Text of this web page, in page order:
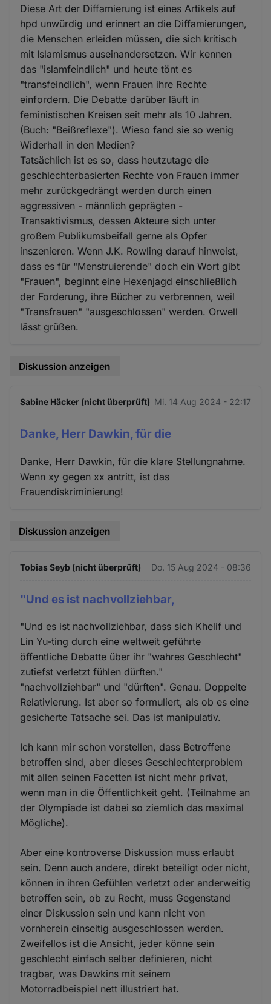
Diese Art der Diffamierung ist eines Artikels auf
hpd unwürdig und erinnert an die Diffamierungen,
die Menschen erleiden müssen, die sich kritisch
mit Islamismus auseinandersetzen. Wir kennen
das "islamfeindlich" und heute tönt es
"transfeindlich", wenn Frauen ihre Rechte
einfordern. Die Debatte darüber läuft in
feministischen Kreisen seit mehr als 10 Jahren.
(Buch: "Beißreflexe"). Wieso fand sie so wenig
Widerhall in den Medien?
Tatsächlich ist es so, dass heutzutage die
geschlechterbasierten Rechte von Frauen immer
mehr zurückgedrängt werden durch einen
aggressiven - männlich geprägten -
Transaktivismus, dessen Akteure sich unter
großem Publikumsbeifall gerne als Opfer
inszenieren. Wenn J.K. Rowling darauf hinweist,
dass es für "Menstruierende" doch ein Wort gibt
"Frauen", beginnt eine Hexenjagd einschließlich
der Forderung, ihre Bücher zu verbrennen, weil
"Transfrauen" "ausgeschlossen" werden. Orwell
lässt grüßen.
Diskussion anzeigen
Sabine Häcker (nicht überprüft) Mi. 14 Aug 2024 - 22:17
Danke, Herr Dawkin, für die
Danke, Herr Dawkin, für die klare Stellungnahme.
Wenn xy gegen xx antritt, ist das
Frauendiskriminierung!
Diskussion anzeigen
Tobias Seyb (nicht überprüft) Do. 15 Aug 2024 - 08:36
"Und es ist nachvollziehbar,
"Und es ist nachvollziehbar, dass sich Khelif und
Lin Yu-ting durch eine weltweit geführte
öffentliche Debatte über ihr "wahres Geschlecht"
zutiefst verletzt fühlen dürften."
"nachvollziehbar" und "dürften". Genau. Doppelte
Relativierung. Ist aber so formuliert, als ob es eine
gesicherte Tatsache sei. Das ist manipulativ.
Ich kann mir schon vorstellen, dass Betroffene
betroffen sind, aber dieses Geschlechterproblem
mit allen seinen Facetten ist nicht mehr privat,
wenn man in die Öffentlichkeit geht. (Teilnahme an
der Olympiade ist dabei so ziemlich das maximal
Mögliche).
Aber eine kontroverse Diskussion muss erlaubt
sein. Denn auch andere, direkt beteiligt oder nicht,
können in ihren Gefühlen verletzt oder anderweitig
betroffen sein, ob zu Recht, muss Gegenstand
einer Diskussion sein und kann nicht von
vornherein einseitig ausgeschlossen werden.
Zweifellos ist die Ansicht, jeder könne sein
geschlecht einfach selber definieren, nicht
tragbar, was Dawkins mit seinem
Motorradbeispiel nett illustriert hat.